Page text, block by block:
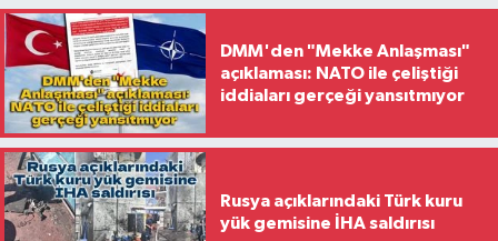
DMM'den "Mekke Anlaşması"
açıklaması: NATO ile çeliştiği
iddiaları gerçeği yansıtmıyor
Rusya açıklarındaki Türk kuru
yük gemisine İHA saldırısı